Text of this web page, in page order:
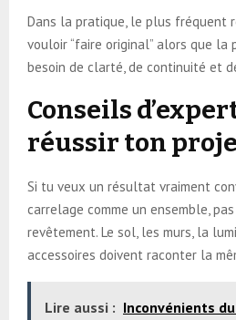
Dans la pratique, le plus fréquent
vouloir “faire original” alors que
besoin de clarté, de continuité et
Conseils
réussir ton
Si tu veux un résultat vraiment
carrelage comme un ensemble,
revêtement. Le sol, les murs, la
accessoires doivent raconter la
Lire aussi : Inconvénients